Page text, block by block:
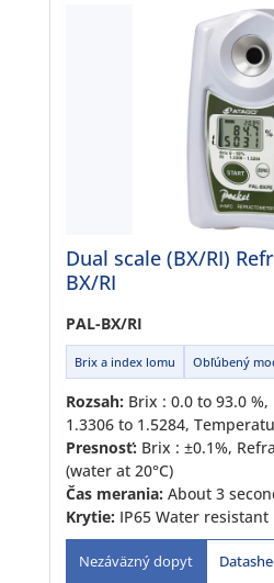
Dual scale (BX/RI)
BX/RI
PAL-BX/RI
Brix a index lomu Obľúbený
Rozsah: Brix : 0.0 to 93.0
1.3306 to 1.5284,
Presnosť: Brix : ±0.1%,
(water at 20°C)
Čas merania: About 3
Krytie: IP65 Water resistant
Nezáväzný dopyt